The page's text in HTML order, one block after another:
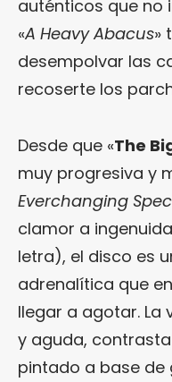
auténticos que no
«A Heavy Abacus»
desempolvar las
recoserte los
Desde que «The
muy progresiva y
Everchanging
clamor a
letra), el disco es
adrenalítica que
llegar a agotar. La
y aguda,
pintado a base